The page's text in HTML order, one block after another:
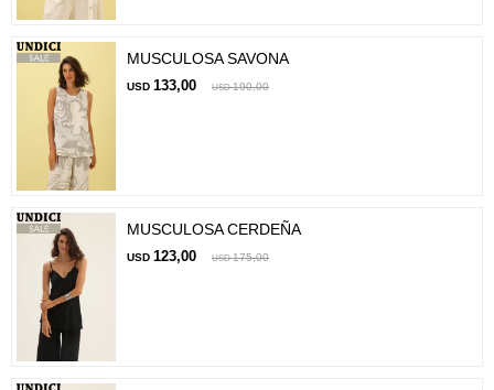
MUSCULOSA SAVONA
USD 133,00 USD 190,00
MUSCULOSA CERDEÑA
USD 123,00 USD 175,00